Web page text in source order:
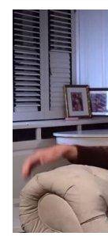
kończyny
nowotworu
oglądając
całkiem
dojrzałym
niepokoju. A
początkowe
(SCC). To
zaraz po
nowotworów